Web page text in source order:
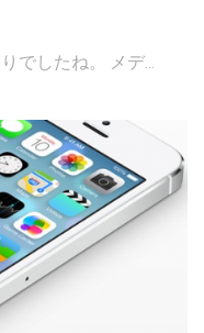
でしたね。 メデ...